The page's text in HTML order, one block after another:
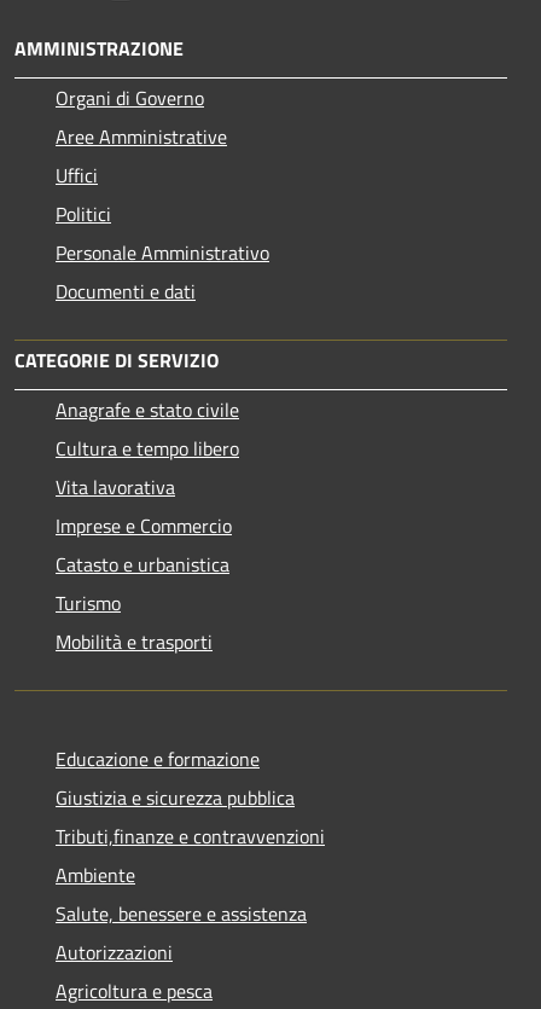
AMMINISTRAZIONE
Organi di Governo
Aree Amministrative
Uffici
Politici
Personale Amministrativo
Documenti e dati
CATEGORIE DI SERVIZIO
Anagrafe e stato civile
Cultura e tempo libero
Vita lavorativa
Imprese e Commercio
Catasto e urbanistica
Turismo
Mobilità e trasporti
Educazione e formazione
Giustizia e sicurezza pubblica
Tributi,finanze e contravvenzioni
Ambiente
Salute, benessere e assistenza
Autorizzazioni
Agricoltura e pesca